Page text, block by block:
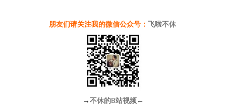
朋友们请关注我的微信公众号： 飞啦不休
→不休的B站视频←